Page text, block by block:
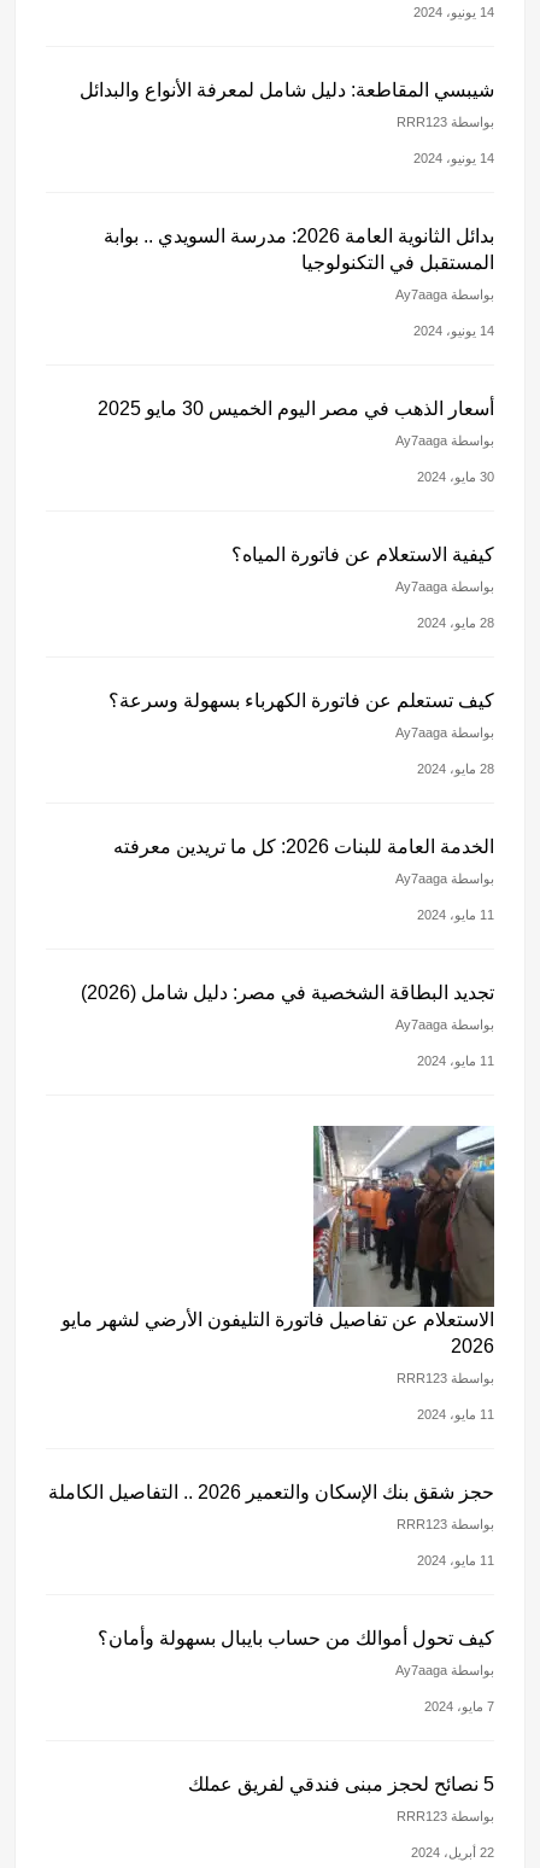
14 يونيو، 2024
شيبسي المقاطعة: دليل شامل لمعرفة الأنواع والبدائل
بواسطة RRR123
14 يونيو، 2024
بدائل الثانوية العامة 2026: مدرسة السويدي .. بوابة
المستقبل في التكنولوجيا
بواسطة Ay7aaga
14 يونيو، 2024
أسعار الذهب في مصر اليوم الخميس 30 مايو 2025
بواسطة Ay7aaga
30 مايو، 2024
كيفية الاستعلام عن فاتورة المياه؟
بواسطة Ay7aaga
28 مايو، 2024
كيف تستعلم عن فاتورة الكهرباء بسهولة وسرعة؟
بواسطة Ay7aaga
28 مايو، 2024
الخدمة العامة للبنات 2026: كل ما تريدين معرفته
بواسطة Ay7aaga
11 مايو، 2024
تجديد البطاقة الشخصية في مصر: دليل شامل (2026)
بواسطة Ay7aaga
11 مايو، 2024
الاستعلام عن تفاصيل فاتورة التليفون الأرضي لشهر مايو
2026
بواسطة RRR123
11 مايو، 2024
حجز شقق بنك الإسكان والتعمير 2026 .. التفاصيل الكاملة
بواسطة RRR123
11 مايو، 2024
كيف تحول أموالك من حساب بايبال بسهولة وأمان؟
بواسطة Ay7aaga
7 مايو، 2024
5 نصائح لحجز مبنى فندقي لفريق عملك
بواسطة RRR123
22 أبريل، 2024